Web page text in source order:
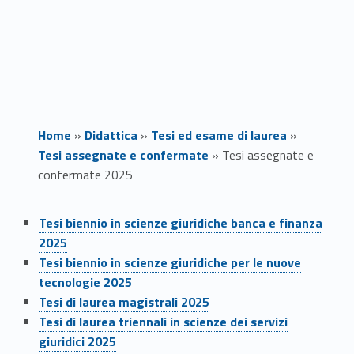
Home » Didattica » Tesi ed esame di laurea »
Tesi assegnate e confermate » Tesi assegnate e
confermate 2025
T
e
s
i
Link identifier #identifier__13280-1
Tesi biennio in scienze giuridiche banca e finanza
2025
Link identifier #identifier__151670-2
Link identifier #identifier__62576-2
Tesi biennio in scienze giuridiche per le nuove
tecnologie 2025
ink identifier #identifier__51192-3
Link identifier #identifier__45466-3
Tesi di laurea magistrali 2025
Link identifier #identifier__198386-4
Link identifier #identifier__23084-4
Tesi di laurea triennali in scienze dei servizi
giuridici 2025